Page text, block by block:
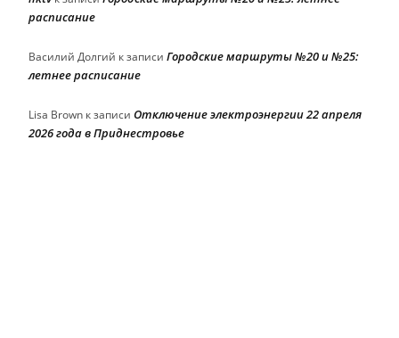
расписание
Василий Долгий к записи Городские маршруты №20 и №25:
летнее расписание
Lisa Brown к записи Отключение электроэнергии 22 апреля
2026 года в Приднестровье